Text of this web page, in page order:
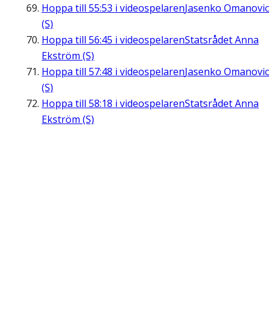
Hoppa till 55:53 i videospelarenJasenko Omanovic
(S)
Hoppa till 56:45 i videospelarenStatsrådet Anna
Ekström (S)
Hoppa till 57:48 i videospelarenJasenko Omanovic
(S)
Hoppa till 58:18 i videospelarenStatsrådet Anna
Ekström (S)